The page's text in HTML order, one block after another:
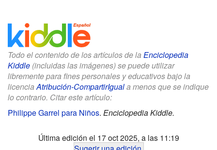
Todo el contenido de los artículos de la Enciclopedia
Kiddle (incluidas las imágenes) se puede utilizar
libremente para fines personales y educativos bajo la
licenciaAtribución-CompartirIguala menos que se indique
lo contrario. Citar este artículo:
Philippe Garrel para Niños. Enciclopedia Kiddle.
Última edición el 17 oct 2025, a las 11:19